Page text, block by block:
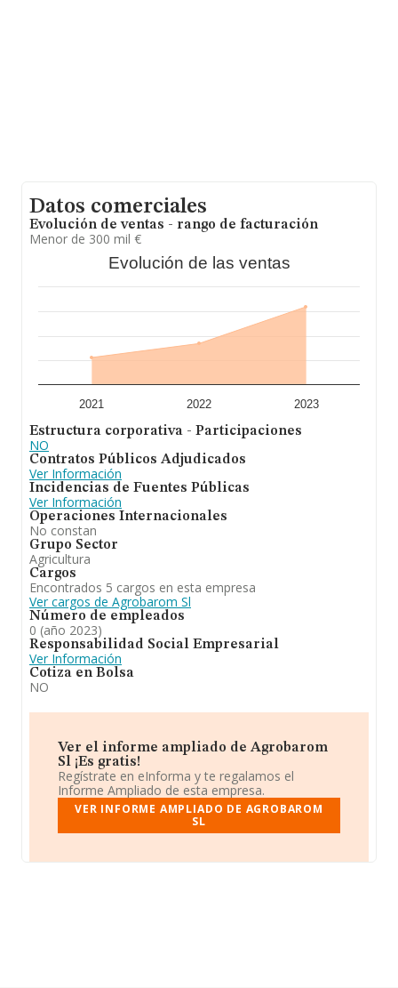
Datos comerciales
Evolución de ventas - rango de facturación
Menor de 300 mil €
Evolución de las ventas
2021 2022 2023
Estructura corporativa - Participaciones
NO
Contratos Públicos Adjudicados
Ver Información
Incidencias de Fuentes Públicas
Ver Información
Operaciones Internacionales
No constan
Grupo Sector
Agricultura
Cargos
Encontrados 5 cargos en esta empresa
Ver cargos de Agrobarom Sl
Número de empleados
0 (año 2023)
Responsabilidad Social Empresarial
Ver Información
Cotiza en Bolsa
NO
Ver el informe ampliado de Agrobarom
Sl ¡Es gratis!
Regístrate en eInforma y te regalamos el
Informe Ampliado de esta empresa.
VER INFORME AMPLIADO DE AGROBAROM
SL